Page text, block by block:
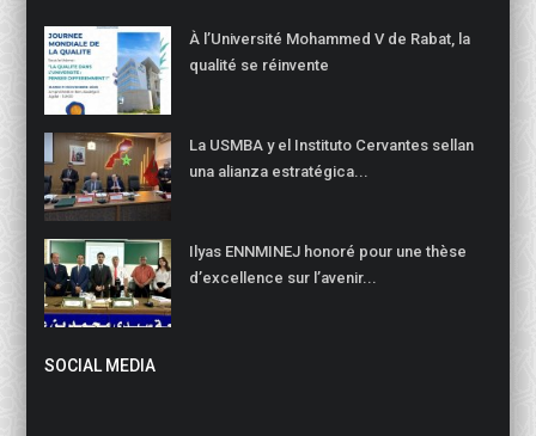
À l’Université Mohammed V de Rabat, la
qualité se réinvente
La USMBA y el Instituto Cervantes sellan
una alianza estratégica...
Ilyas ENNMINEJ honoré pour une thèse
d’excellence sur l’avenir...
SOCIAL MEDIA